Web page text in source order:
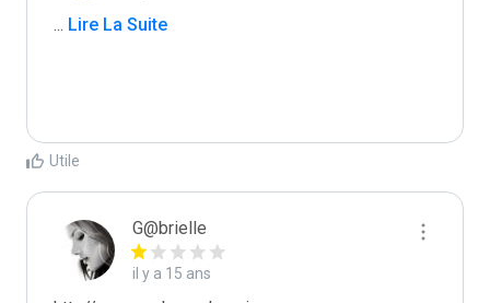
... Lire La Suite
Utile
G@brielle
il y a 15 ans